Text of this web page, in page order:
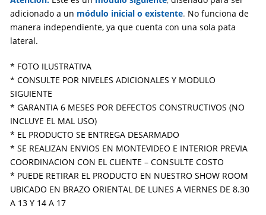
adicionado a un módulo inicial o existente. No funciona de
manera independiente, ya que cuenta con una sola pata
lateral.
* FOTO ILUSTRATIVA
* CONSULTE POR NIVELES ADICIONALES Y MODULO
SIGUIENTE
* GARANTIA 6 MESES POR DEFECTOS CONSTRUCTIVOS (NO
INCLUYE EL MAL USO)
* EL PRODUCTO SE ENTREGA DESARMADO
* SE REALIZAN ENVIOS EN MONTEVIDEO E INTERIOR PREVIA
COORDINACION CON EL CLIENTE – CONSULTE COSTO
* PUEDE RETIRAR EL PRODUCTO EN NUESTRO SHOW ROOM
UBICADO EN BRAZO ORIENTAL DE LUNES A VIERNES DE 8.30
A 13 Y 14 A 17